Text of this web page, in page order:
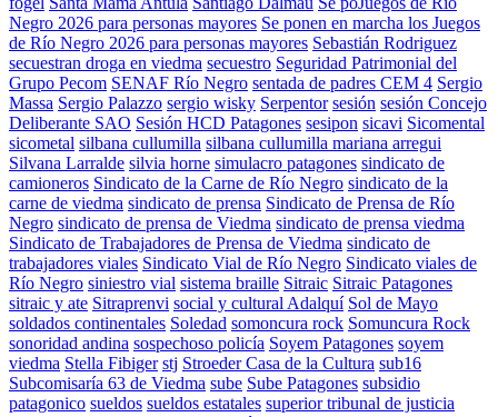
Negro 2026 para personas mayores Se ponen en marcha los Juegos
de Río Negro 2026 para personas mayores Sebastián Rodriguez
secuestran droga en viedma secuestro Seguridad Patrimonial del
Grupo Pecom SENAF Río Negro sentada de padres CEM 4 Sergio
Massa Sergio Palazzo sergio wisky Serpentor sesión sesión Concejo
Deliberante SAO Sesión HCD Patagones sesipon sicavi Sicomental
sicometal silbana cullumilla silbana cullumilla mariana arregui
Silvana Larralde silvia horne simulacro patagones sindicato de
camioneros Sindicato de la Carne de Río Negro sindicato de la
carne de viedma sindicato de prensa Sindicato de Prensa de Río
Negro sindicato de prensa de Viedma sindicato de prensa viedma
Sindicato de Trabajadores de Prensa de Viedma sindicato de
trabajadores viales Sindicato Vial de Río Negro Sindicato viales de
Río Negro siniestro vial sistema braille Sitraic Sitraic Patagones
sitraic y ate Sitraprenvi social y cultural Adalquí Sol de Mayo
soldados continentales Soledad somoncura rock Somuncura Rock
sonoridad andina sospechoso policía Soyem Patagones soyem
viedma Stella Fibiger stj Stroeder Casa de la Cultura sub16
Subcomisaría 63 de Viedma sube Sube Patagones subsidio
patagonico sueldos sueldos estatales superior tribunal de justicia